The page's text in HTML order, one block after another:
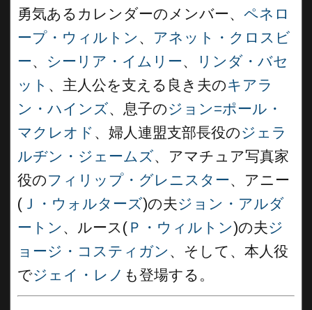
勇気あるカレンダーのメンバー、 ペネロ
ープ・ウィルトン 、 アネット・クロスビ
ー、 シーリア・イムリー、
リンダ・バセ
ット 、主人公を支える良き夫のキアラ
ン・ハインズ、息子のジョン=ポール・
マクレオド 、婦人連盟支部長役のジェラ
ルヂン・ジェームズ、アマチュア写真家
役のフィリップ・グレニスター、アニー
( Ｊ・ウォルターズ)の夫ジョン・アルダ
ートン 、ルース( Ｐ・ウィルトン)の夫ジ
ョージ・コスティガン 、そして、本人役
でジェイ・レノ も登場する。